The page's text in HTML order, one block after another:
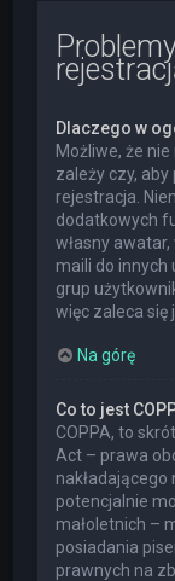
Dlaczego w
Możliwe, że
zależy czy,
rejestracja.
dodatkowych
własny
maili do innych
grup
więc zaleca się
Na górę
Co to jest
COPPA, to
Act – prawa
potencjalnie
małoletnich –
posiadania
prawnych na